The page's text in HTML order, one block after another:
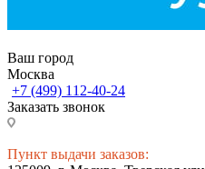
Ваш город
Москва
+7 (499) 112-40-24
Заказать звонок
Пункт выдачи заказов: